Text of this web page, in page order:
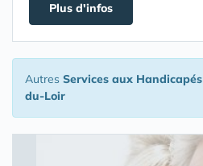
Plus d'infos
Autres Services aux Handicapés
du-Loir